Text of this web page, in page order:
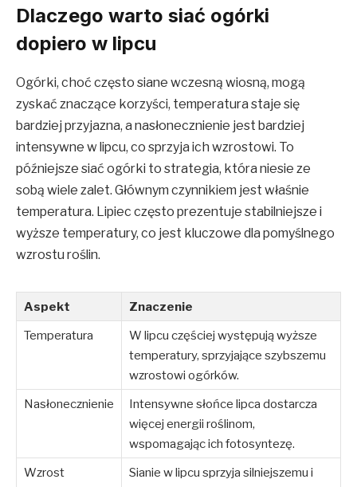
Dlaczego warto siać ogórki
dopiero w lipcu
Ogórki, choć często siane wczesną wiosną, mogą
zyskać znaczące korzyści, temperatura staje się
bardziej przyjazna, a nasłonecznienie jest bardziej
intensywne w lipcu, co sprzyja ich wzrostowi. To
późniejsze siać ogórki to strategia, która niesie ze
sobą wiele zalet. Głównym czynnikiem jest właśnie
temperatura. Lipiec często prezentuje stabilniejsze i
wyższe temperatury, co jest kluczowe dla pomyślnego
wzrostu roślin.
Aspekt
Znaczenie
Temperatura
W lipcu częściej występują wyższe
temperatury, sprzyjające szybszemu
wzrostowi ogórków.
Nasłonecznienie
Intensywne słońce lipca dostarcza
więcej energii roślinom,
wspomagając ich fotosyntezę.
Wzrost
Sianie w lipcu sprzyja silniejszemu i